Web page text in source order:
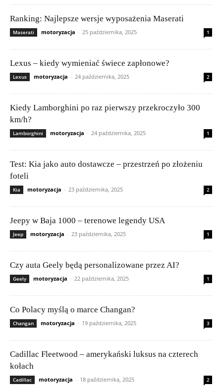
Ranking: Najlepsze wersje wyposażenia Maserati
Maserati motoryzacja - 25 października, 2025 1
Lexus – kiedy wymieniać świece zapłonowe?
Lexus motoryzacja - 24 października, 2025 2
Kiedy Lamborghini po raz pierwszy przekroczyło 300
km/h?
Lamborghini motoryzacja - 24 października, 2025 1
Test: Kia jako auto dostawcze – przestrzeń po złożeniu
foteli
Kia motoryzacja - 23 października, 2025 2
Jeepy w Baja 1000 – terenowe legendy USA
Jeep motoryzacja - 23 października, 2025 1
Czy auta Geely będą personalizowane przez AI?
Geely motoryzacja - 22 października, 2025 1
Co Polacy myślą o marce Changan?
Changan motoryzacja - 19 października, 2025 3
Cadillac Fleetwood – amerykański luksus na czterech
kołach
Cadillac motoryzacja - 18 października, 2025 2